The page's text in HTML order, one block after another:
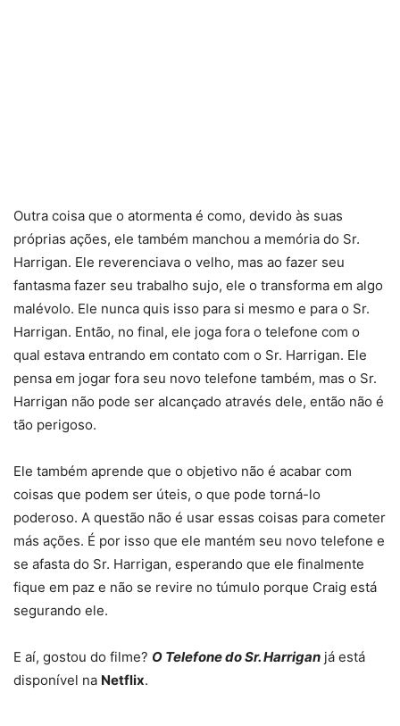
Outra coisa que o atormenta é como, devido às suas
próprias ações, ele também manchou a memória do Sr.
Harrigan. Ele reverenciava o velho, mas ao fazer seu
fantasma fazer seu trabalho sujo, ele o transforma em algo
malévolo. Ele nunca quis isso para si mesmo e para o Sr.
Harrigan. Então, no final, ele joga fora o telefone com o
qual estava entrando em contato com o Sr. Harrigan. Ele
pensa em jogar fora seu novo telefone também, mas o Sr.
Harrigan não pode ser alcançado através dele, então não é
tão perigoso.
Ele também aprende que o objetivo não é acabar com
coisas que podem ser úteis, o que pode torná-lo
poderoso. A questão não é usar essas coisas para cometer
más ações. É por isso que ele mantém seu novo telefone e
se afasta do Sr. Harrigan, esperando que ele finalmente
fique em paz e não se revire no túmulo porque Craig está
segurando ele.
E aí, gostou do filme? O Telefone do Sr. Harrigan já está
disponível na Netflix.